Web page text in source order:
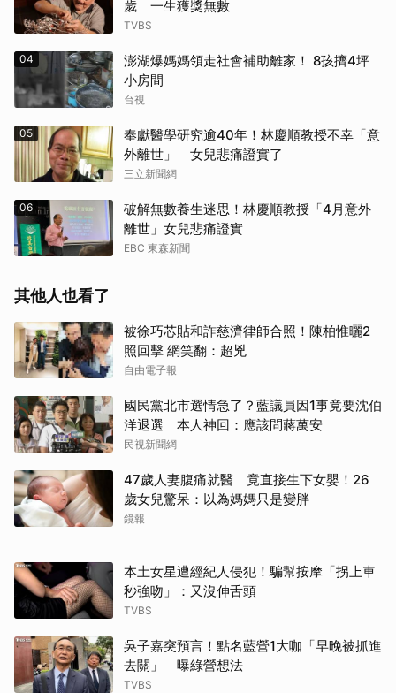
歲 一生獲獎無數
TVBS
04
澎湖爆媽媽領走社會補助離家！ 8孩擠4坪
小房間
台視
05
奉獻醫學研究逾40年！林慶順教授不幸「意
外離世」 女兒悲痛證實了
三立新聞網
06
破解無數養生迷思！林慶順教授「4月意外
離世」女兒悲痛證實
EBC 東森新聞
其他人也看了
被徐巧芯貼和詐慈濟律師合照！陳柏惟曬2
照回擊 網笑翻：超兇
自由電子報
國民黨北市選情急了？藍議員因1事竟要沈伯
洋退選 本人神回：應該問蔣萬安
民視新聞網
47歲人妻腹痛就醫 竟直接生下女嬰！26
歲女兒驚呆：以為媽媽只是變胖
鏡報
本土女星遭經紀人侵犯！騙幫按摩「拐上車
秒強吻」：又沒伸舌頭
TVBS
吳子嘉突預言！點名藍營1大咖「早晚被抓進
去關」 曝綠營想法
TVBS